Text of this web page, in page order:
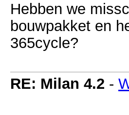
Hebben we
bouwpakket en
365cycle?
RE: Milan 4.2 -